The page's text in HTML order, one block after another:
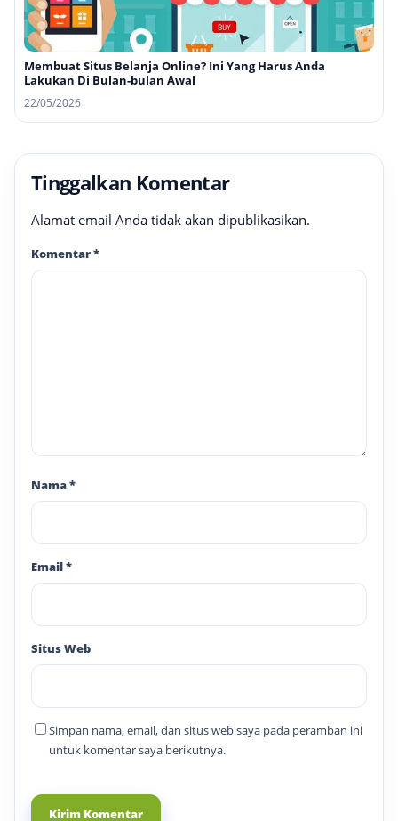
Membuat Situs Belanja Online? Ini Yang Harus Anda
Lakukan Di Bulan-bulan Awal
22/05/2026
Tinggalkan Komentar
Alamat email Anda tidak akan dipublikasikan.
Komentar*
Nama*
Email*
Situs Web
Simpan nama, email, dan situs web saya pada peramban ini
untuk komentar saya berikutnya.